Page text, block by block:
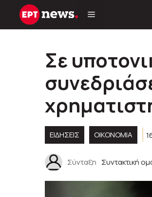
Μετάβαση
Σε
ΕΙΔΗΣΕΙΣ ΟΙΚΟΝΟΜΙΑ
Σύνταξη Συντακτική